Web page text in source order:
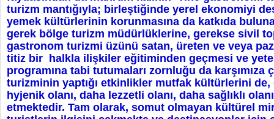
turizm mantığıyla; birleştiğinde yerel ekonomiyi
yemek kültürlerinin korunmasına da katkıda
gerek bölge turizm müdürlüklerine, gerekse sivil
gastronom turizmi üzünü satan, üreten ve veya
titiz bir halkla ilişkiler eğitiminden geçmesi ve
programına tabi tutumaları zornluğu da karşımıza
turizminin yaptığı etkinlikler mutfak kültürlerini
hyjenik olanı, daha lezzetli olanı, daha sağlıklı
etmektedir. Tam olarak, somut olmayan kültürel